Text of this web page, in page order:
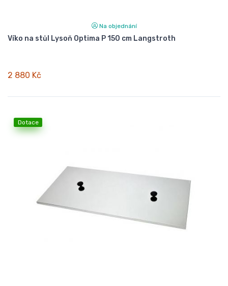
Na objednání
Víko na stůl Lysoň Optima P 150 cm Langstroth
2 880 Kč
Dotace